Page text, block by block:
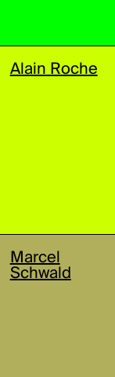
Alain Roche
Marcel
Schwald